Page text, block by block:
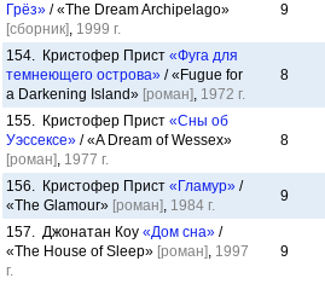
Грёз» / «The Dream Archipelago»
[сборник], 1999 г.
9
154. Кристофер Прист «Фуга для
темнеющего острова» / «Fugue for
a Darkening Island» [роман], 1972 г.
8
155. Кристофер Прист «Сны об
Уэссексе» / «A Dream of Wessex»
[роман], 1977 г.
8
156. Кристофер Прист «Гламур» /
«The Glamour» [роман], 1984 г.
9
157. Джонатан Коу «Дом сна» /
«The House of Sleep» [роман], 1997
г.
9